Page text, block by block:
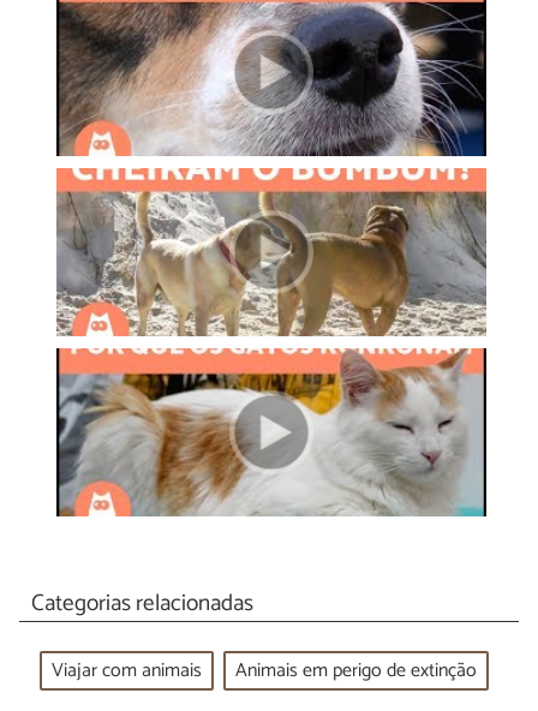
Categorias relacionadas
Viajar com animais Animais em perigo de extinção